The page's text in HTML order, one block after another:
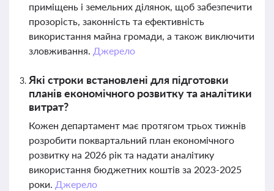
приміщень і земельних ділянок, щоб забезпечити
прозорість, законність та ефективність
використання майна громади, а також виключити
зловживання. Джерело
Які строки встановлені для підготовки
планів економічного розвитку та аналітики
витрат?
Кожен департамент має протягом трьох тижнів
розробити поквартальний план економічного
розвитку на 2026 рік та надати аналітику
використання бюджетних коштів за 2023-2025
роки. Джерело